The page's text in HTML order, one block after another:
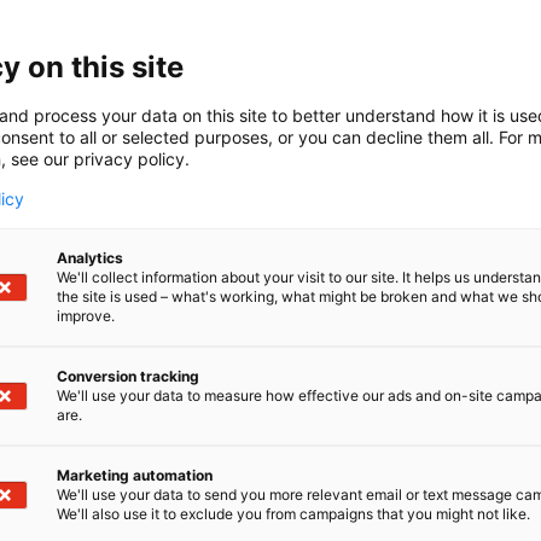
Suhteessa oy järjestää vuosittain kaksipäiväisen
Elävät Kuvat. Pienkustantajana Suhteessa Oy
kuolemasta, surusta, psykoterapiasta ja elokuvista.
on this site
process your data on this site to better understand how it is
to all or selected purposes, or you can decline them all. For
see our privacy policy.
Analytics
We'll collect information about your visit to our site. It helps us
the site is used – what's working, what might be broken and what we
improve.
Conversion tracking
We'll use your data to measure how effective our ads and on-site
are.
Marketing automation
We'll use your data to send you more relevant email or text message
We'll also use it to exclude you from campaigns that you might not like.